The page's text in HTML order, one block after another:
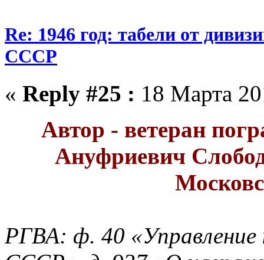
Re: 1946 год: табели от
СССР
« Reply #25 : 18 Марта
Автор - ветеран
Ануфриевич
РГВА: ф. 40